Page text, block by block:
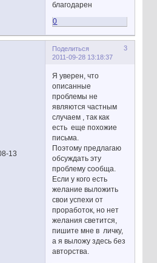
благодарен
0
Поделиться
3
2011-09-28 13:18:37
13
Я уверен, что
описанные
проблемы не
являются частным
случаем , так как
есть еще похожие
письма.
Поэтому предлагаю
обсуждать эту
проблему сообща.
Если у кого есть
желание выложить
свои успехи от
проработок, но нет
желания светится,
пишите мне в личку,
а я выложу здесь без
авторства.